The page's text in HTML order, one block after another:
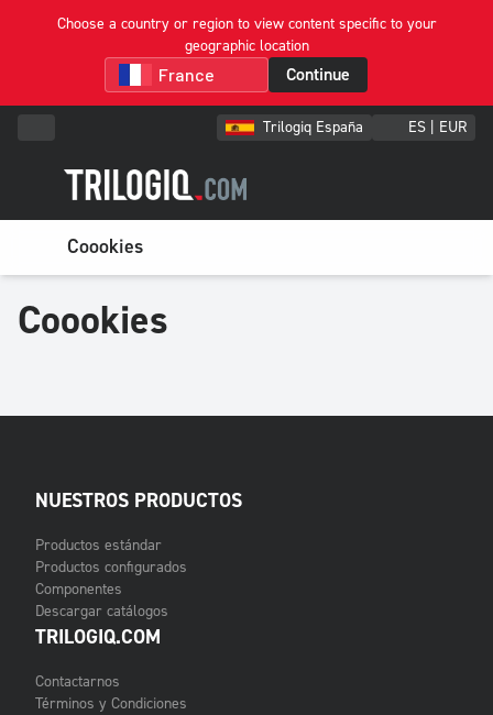
Choose a country or region to view content specific to your
geographic location
Continue
Trilogiq España ES | EUR
Coookies
Coookies
NUESTROS PRODUCTOS
Productos estándar
Productos configurados
Componentes
Descargar catálogos
TRILOGIQ.COM
Contactarnos
Términos y Condiciones